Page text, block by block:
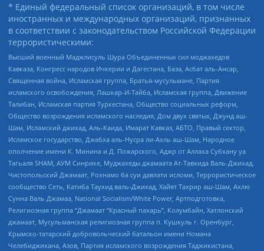
* Единый федеральный список организаций, в том числе
иностранных и международных организаций, признанных
в соответствии с законодательством Российской Федерации
террористическими:
Высший военный Маджлисуль Шура Объединенных сил моджахедов
Кавказа, Конгресс народов Ичкерии и Дагестана, База, Асбат аль-Ансар,
Священная война, Исламская группа, Братья-мусульмане, Партия
исламского освобождения, Лашкар-И-Тайба, Исламская группа, Движение
Талибан, Исламская партия Туркестана, Общество социальных реформ,
Общество возрождения исламского наследия, Дом двух святых, Джунд аш-
Шам, Исламский джихад, Аль-Каида, Имарат Кавказ, АБТО, Правый сектор,
Исламское государство, Джабха аль-Нусра ли-Ахль аш-Шам, Народное
ополчение имени К. Минина и Д. Пожарского, Аджр от Аллаха Субхану уа
Тагьаля SHAM, АУМ Синрике, Муджахеды джамаата Ат-Тавхида Валь-Джихад,
Чистопольский Джамаат, Рохнамо ба суи давлати исломи, Террористическое
сообщество Сеть, Катиба Таухид валь-Джихад, Хайят Тахрир аш-Шам, Ахлю
Сунна Валь Джамаа, National Socialism/White Power, Артподготовка,
Религиозная группа “Джамаат “Красный пахарь”, Колумбайн, Хатлонский
джамаат, Мусульманская религиозная группа п. Кушкуль г. Оренбург,
Крымско-татарский добровольческий батальон имени Номана
Челебиджихана, Азов, Партия исламского возрождения Таджикистана,